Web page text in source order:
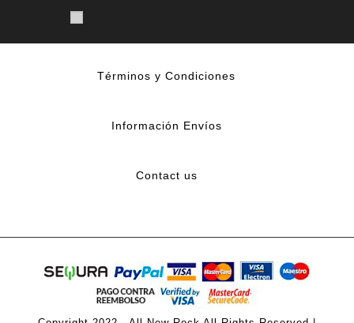
Términos y Condiciones
Información Envíos
Contact us